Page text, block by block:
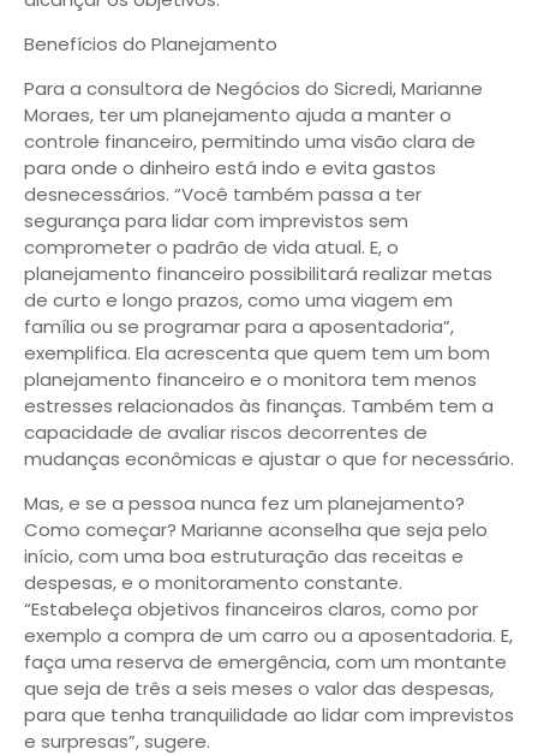
Benefícios do Planejamento
Para a consultora de Negócios do Sicredi, Marianne
Moraes, ter um planejamento ajuda a manter o
controle financeiro, permitindo uma visão clara de
para onde o dinheiro está indo e evita gastos
desnecessários. “Você também passa a ter
segurança para lidar com imprevistos sem
comprometer o padrão de vida atual. E, o
planejamento financeiro possibilitará realizar metas
de curto e longo prazos, como uma viagem em
família ou se programar para a aposentadoria”,
exemplifica. Ela acrescenta que quem tem um bom
planejamento financeiro e o monitora tem menos
estresses relacionados às finanças. Também tem a
capacidade de avaliar riscos decorrentes de
mudanças econômicas e ajustar o que for necessário.
Mas, e se a pessoa nunca fez um planejamento?
Como começar? Marianne aconselha que seja pelo
início, com uma boa estruturação das receitas e
despesas, e o monitoramento constante.
“Estabeleça objetivos financeiros claros, como por
exemplo a compra de um carro ou a aposentadoria. E,
faça uma reserva de emergência, com um montante
que seja de três a seis meses o valor das despesas,
para que tenha tranquilidade ao lidar com imprevistos
e surpresas”, sugere.